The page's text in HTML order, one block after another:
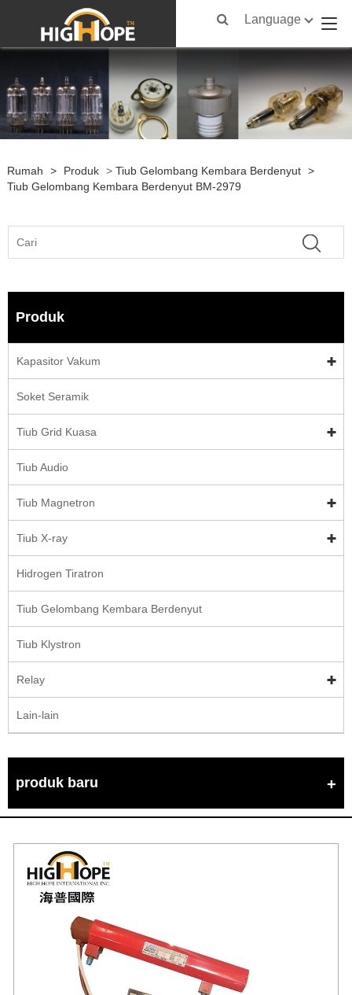
Language
Rumah > Produk > Tiub Gelombang Kembara Berdenyut >
Tiub Gelombang Kembara Berdenyut BM-2979
Produk
Kapasitor Vakum
Soket Seramik
Tiub Grid Kuasa
Tiub Audio
Tiub Magnetron
Tiub X-ray
Hidrogen Tiratron
Tiub Gelombang Kembara Berdenyut
Tiub Klystron
Relay
Lain-lain
produk baru